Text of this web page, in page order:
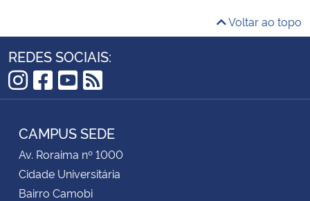
Voltar ao topo
REDES SOCIAIS:
Instagram
Facebook
YouTube
RSS
CAMPUS SEDE
Av. Roraima nº 1000
Cidade Universitária
Bairro Camobi